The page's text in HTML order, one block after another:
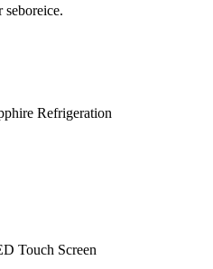
seboreice.
Refrigeration
Touch Screen